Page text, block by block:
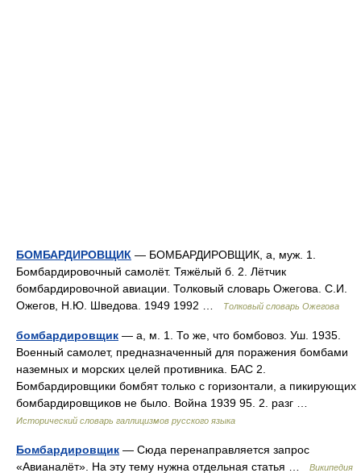
БОМБАРДИРОВЩИК — БОМБАРДИРОВЩИК, а, муж. 1.
Бомбардировочный самолёт. Тяжёлый б. 2. Лётчик
бомбардировочной авиации. Толковый словарь Ожегова. С.И.
Ожегов, Н.Ю. Шведова. 1949 1992 …
Толковый словарь Ожегова
бомбардировщик — а, м. 1. То же, что бомбовоз. Уш. 1935.
Военный самолет, предназначенный для поражения бомбами
наземных и морских целей противника. БАС 2.
Бомбардировщики бомбят только с горизонтали, а пикирующих
бомбардировщиков не было. Война 1939 95. 2. разг …
Исторический словарь галлицизмов русского языка
Бомбардировщик — Сюда перенаправляется запрос
«Авианалёт». На эту тему нужна отдельная статья …
Википедия